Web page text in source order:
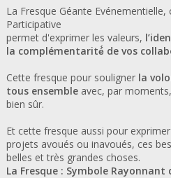
La Fresque Géante
Participative
permet d'exprimer les valeurs,
la complémentarité́ de vos
Cette fresque pour souligner la
tous ensembleavec, par
bien sûr.
Et cette fresque aussi pour
projets avoués ou inavoués, ces
belles et très grandes choses.
La Fresque : Symbole Rayonnant